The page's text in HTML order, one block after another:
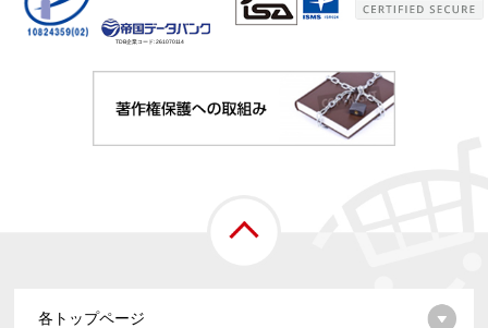
TDB企業コード:261070114
各トップページ